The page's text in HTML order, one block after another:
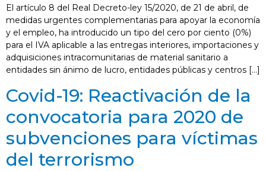
El artículo 8 del Real Decreto-ley 15/2020, de 21 de abril, de
medidas urgentes complementarias para apoyar la economía
y el empleo, ha introducido un tipo del cero por ciento (0%)
para el IVA aplicable a las entregas interiores, importaciones y
adquisiciones intracomunitarias de material sanitario a
entidades sin ánimo de lucro, entidades públicas y centros […]
Covid-19: Reactivación de la
convocatoria para 2020 de
subvenciones para víctimas
del terrorismo